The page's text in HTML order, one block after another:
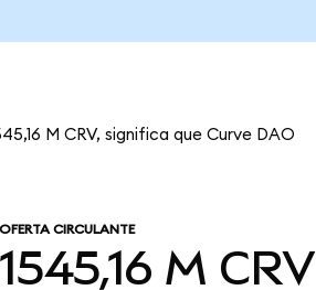
M CRV, significa que Curve DAO
OFERTA CIRCULANTE
1545,16 M CRV